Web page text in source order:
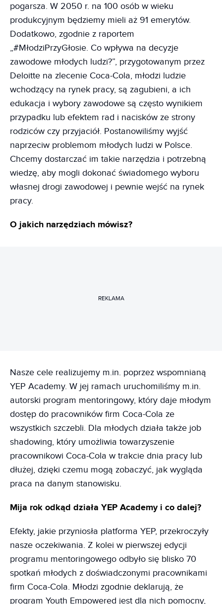
pogarsza. W 2050 r. na 100 osób w wieku
produkcyjnym będziemy mieli aż 91 emerytów.
Dodatkowo, zgodnie z raportem
„#MłodziPrzyGłosie. Co wpływa na decyzje
zawodowe młodych ludzi?”, przygotowanym przez
Deloitte na zlecenie Coca-Cola, młodzi ludzie
wchodzący na rynek pracy, są zagubieni, a ich
edukacja i wybory zawodowe są często wynikiem
przypadku lub efektem rad i nacisków ze strony
rodziców czy przyjaciół. Postanowiliśmy wyjść
naprzeciw problemom młodych ludzi w Polsce.
Chcemy dostarczać im takie narzędzia i potrzebną
wiedzę, aby mogli dokonać świadomego wyboru
własnej drogi zawodowej i pewnie wejść na rynek
pracy.
O jakich narzędziach mówisz?
REKLAMA
Nasze cele realizujemy m.in. poprzez wspomnianą
YEP Academy. W jej ramach uruchomiliśmy m.in.
autorski program mentoringowy, który daje młodym
dostęp do pracowników firm Coca-Cola ze
wszystkich szczebli. Dla młodych działa także job
shadowing, który umożliwia towarzyszenie
pracownikowi Coca-Cola w trakcie dnia pracy lub
dłużej, dzięki czemu mogą zobaczyć, jak wygląda
praca na danym stanowisku.
Mija rok odkąd działa YEP Academy i co dalej?
Efekty, jakie przyniosła platforma YEP, przekroczyły
nasze oczekiwania. Z kolei w pierwszej edycji
programu mentoringowego odbyło się blisko 70
spotkań młodych z doświadczonymi pracownikami
firm Coca-Cola. Młodzi zgodnie deklarują, że
program Youth Empowered jest dla nich pomocny,